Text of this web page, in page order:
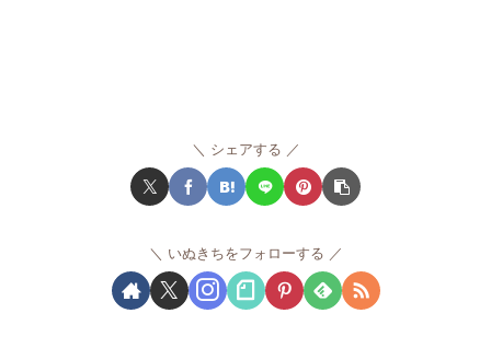
シェアする
いぬきちをフォローする